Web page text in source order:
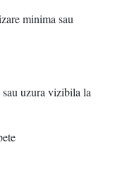
minima sau
uzura vizibila la